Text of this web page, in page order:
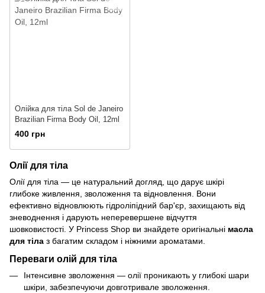
Олійка для тіла Sol de Janeiro
Brazilian Firma Body Oil, 12ml
400 грн
Олії для тіла
Олії для тіла — це натуральний догляд, що дарує шкірі
глибоке живлення, зволоження та відновлення. Вони
ефективно відновлюють гідроліпідний бар'єр, захищають від
зневоднення і дарують неперевершене відчуття
шовковистості. У Princess Shop ви знайдете оригінальні масла
для тіла з багатим складом і ніжними ароматами.
Переваги олій для тіла
Інтенсивне зволоження — олії проникають у глибокі шари
шкіри, забезпечуючи довготривале зволоження.